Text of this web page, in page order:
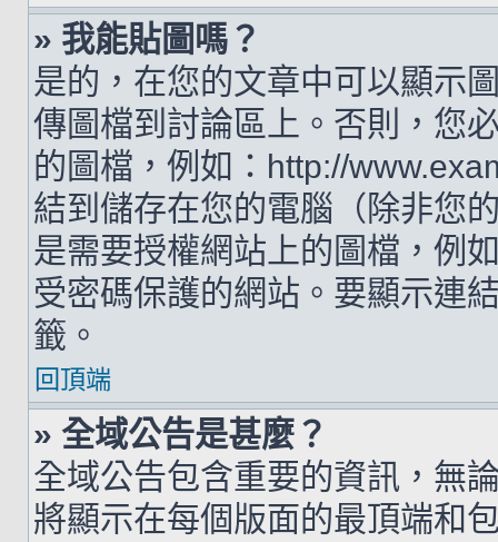
» 我能貼圖嗎？
是的，在您的文章中可以顯示
傳圖檔到討論區上。否則，您
的圖檔，例如：http://
結到儲存在您的電腦（除非您
是需要授權網站上的圖檔，例
受密碼保護的網站。要顯示連
籤。
回頂端
» 全域公告是甚麼？
全域公告包含重要的資訊，無
將顯示在每個版面的最頂端和